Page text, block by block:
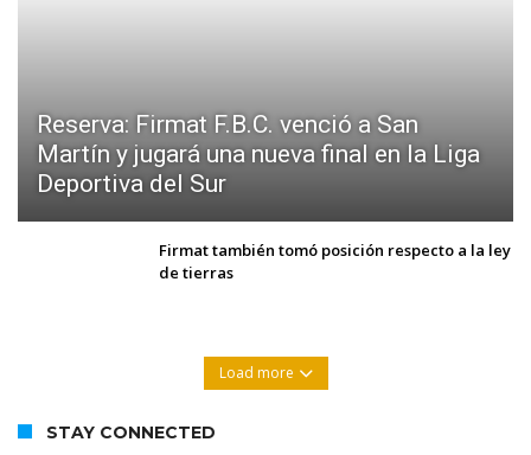
Reserva: Firmat F.B.C. venció a San
Martín y jugará una nueva final en la Liga
Deportiva del Sur
Firmat también tomó posición respecto a la ley
de tierras
Load more
STAY CONNECTED